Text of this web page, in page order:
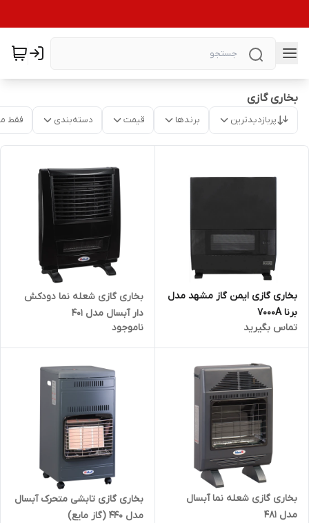
بخاری گازی
پربازدیدترین برندها قیمت دسته‌بندی فقط
بخاری گازی ایمن گاز مشهد مدل
برنا 7000A
تماس بگیرید
بخاری گازی شعله نما دودکش
دار آبسال مدل 401
ناموجود
بخاری گازی شعله نما آبسال
مدل 481
بخاری گازی تابشی متحرک آبسال
مدل 440 (گاز مایع)